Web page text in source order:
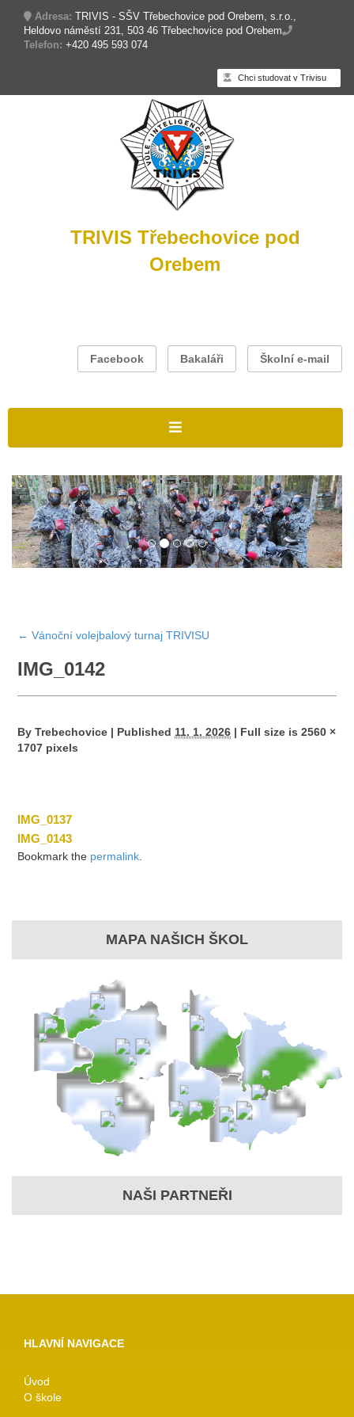
Adresa: TRIVIS - SŠV Třebechovice pod Orebem, s.r.o.,
Heldovo náměstí 231, 503 46 Třebechovice pod Orebem
Telefon: +420 495 593 074
Chci studovat v Trivisu
TRIVIS Třebechovice pod
Orebem
Facebook Bakaláři Školní e-mail
← Vánoční volejbalový turnaj TRIVISU
IMG_0142
By Trebechovice | Published 11. 1. 2026 | Full size is2560 ×
1707 pixels
IMG_0137
IMG_0143
Bookmark the permalink
MAPA NAŠICH ŠKOL
NAŠI PARTNEŘI
HLAVNÍ NAVIGACE
Úvod
O škole